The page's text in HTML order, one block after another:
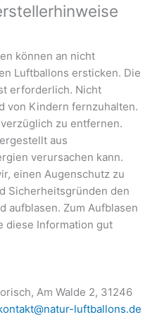
können an nicht
Luftballons ersticken. Die
erforderlich. Nicht
von Kindern fernzuhalten.
zu entfernen.
aus
verursachen kann.
einen Augenschutz zu
Sicherheitsgründen den
aufblasen. Zum Aufblasen
diese Information gut
Am Walde 2, 31246
luftballons.de